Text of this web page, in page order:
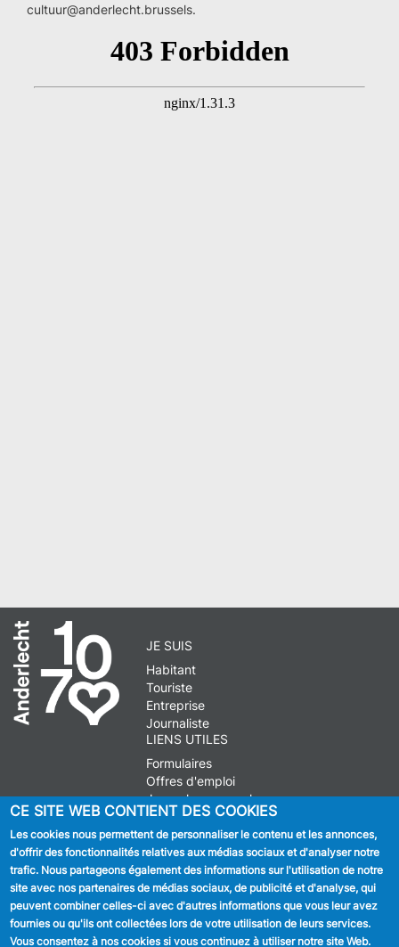
cultuur@anderlecht.brussels.
JE SUIS
Habitant
Touriste
Entreprise
Journaliste
LIENS UTILES
Formulaires
Offres d'emploi
Journal communal
Stationnement
SUIVEZ NOUS
Facebook
Linkedin
CE SITE WEB CONTIENT DES COOKIES
Les cookies nous permettent de personnaliser le contenu et les annonces,
d'offrir des fonctionnalités relatives aux médias sociaux et d'analyser notre
trafic. Nous partageons également des informations sur l'utilisation de notre
site avec nos partenaires de médias sociaux, de publicité et d'analyse, qui
peuvent combiner celles-ci avec d'autres informations que vous leur avez
fournies ou qu'ils ont collectées lors de votre utilisation de leurs services.
Vous consentez à nos cookies si vous continuez à utiliser notre site Web.